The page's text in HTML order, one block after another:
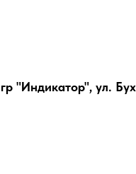
"Индикатор", ул.